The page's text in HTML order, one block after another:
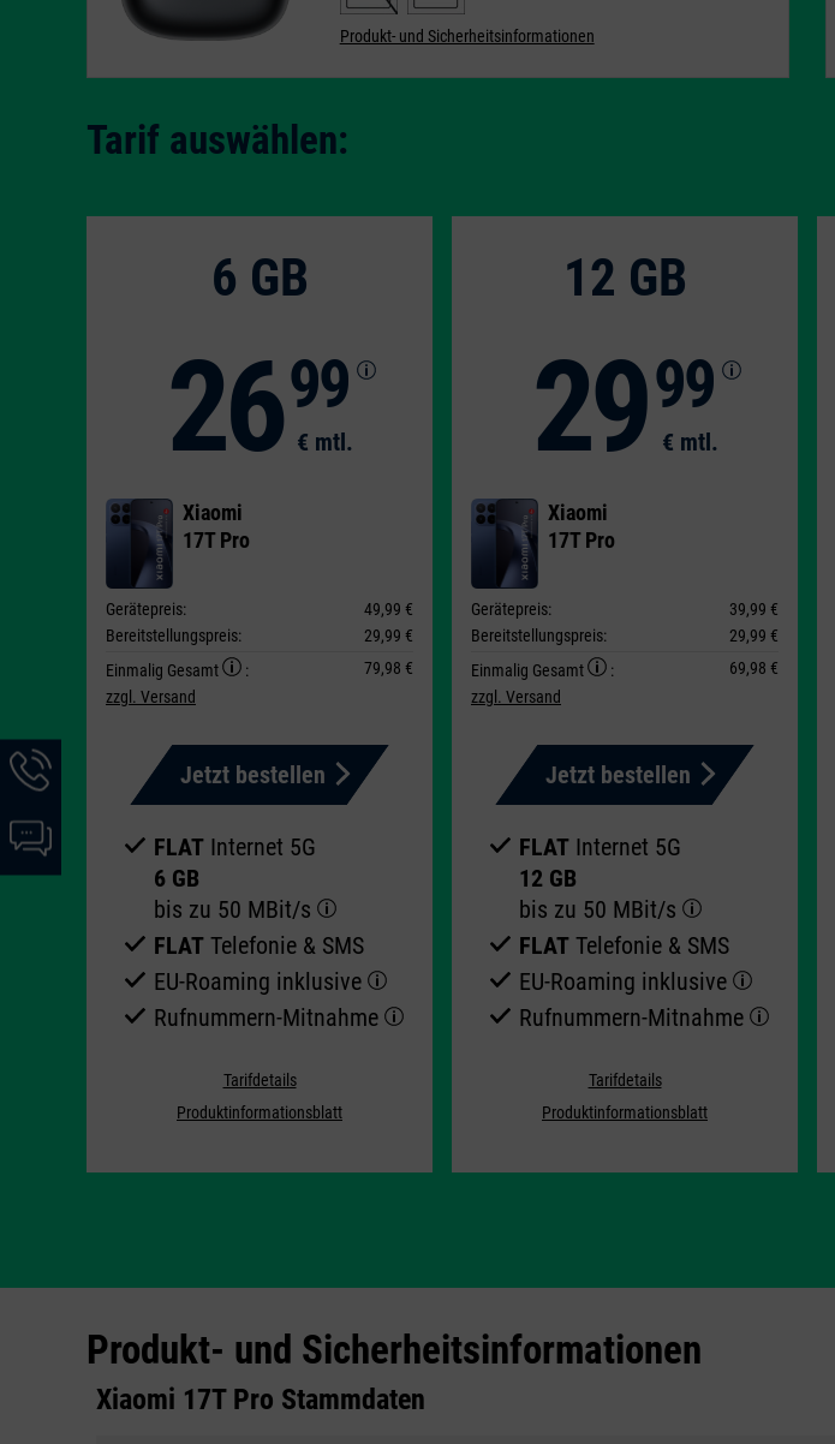
Produkt- und Sicherheitsinformationen
Tarif auswählen:
6 GB
2699
€ mtl.
Xiaomi
17T Pro
Gerätepreis:
49,99 €
Bereitstellungspreis:
29,99 €
Einmalig Gesamt
:
79,98 €
zzgl. Versand
Jetzt bestellen
FLAT Internet 5G
6 GB
bis zu 50 MBit/s
FLAT Telefonie & SMS
EU-Roaming inklusive
Rufnummern-​Mitnahme
Tarifdetails
Produktinformationsblatt
12 GB
2999
€ mtl.
Xiaomi
17T Pro
Gerätepreis:
39,99 €
Bereitstellungspreis:
29,99 €
Einmalig Gesamt
:
69,98 €
zzgl. Versand
Jetzt bestellen
FLAT Internet 5G
12 GB
bis zu 50 MBit/s
FLAT Telefonie & SMS
EU-Roaming inklusive
Rufnummern-​Mitnahme
Tarifdetails
Produktinformationsblatt
Produkt- und Sicherheitsinformationen
Xiaomi 17T Pro Stammdaten
Hotline-
Informationen
werden
angezeigt
Chat-
Informationen